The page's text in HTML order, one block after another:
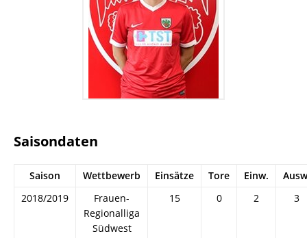
Saisondaten
Saison Wettbewerb Einsätze Tore Einw.
2018/2019
Frauen-
Regionalliga
Südwest
15 0 2 3